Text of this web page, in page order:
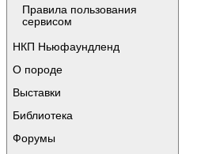
Правила пользования
сервисом
НКП Ньюфаундленд
О породе
Выставки
Библиотека
Форумы